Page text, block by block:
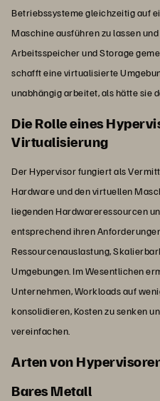
Betriebssysteme gleichzeitig auf
Maschine ausführen zu lassen
Arbeitsspeicher und Storage
schafft eine virtualisierte
unabhängig arbeitet, als hätte sie
Die Rolle eines
Virtualisierung
Der Hypervisor fungiert als
Hardware und den virtuellen
liegenden Hardwareressourcen
entsprechend ihren
Ressourcenauslastung,
Umgebungen. Im Wesentlichen
Unternehmen, Workloads auf
konsolidieren, Kosten zu senken
vereinfachen.
Arten von
Bares Metall